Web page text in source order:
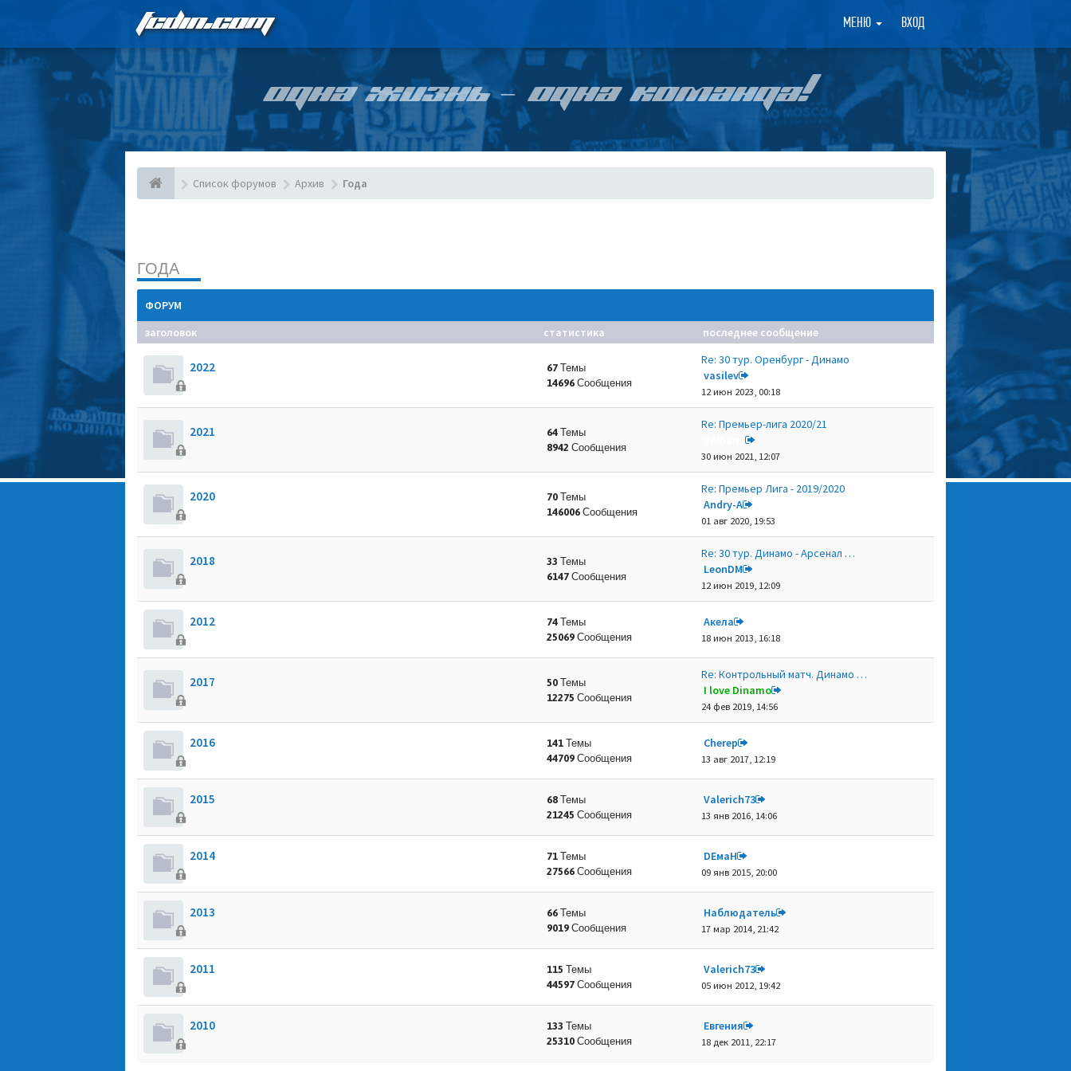
FCDIN.COM МЕНЮ ВХОД ×
ОДНА ЖИЗНЬ – ОДНА КОМАНДА!
Список форумов Архив Года
ГОДА
ФОРУМ
заголовок
статистика последнее сообщение
2022
67 Темы
14696 Сообщения
Re: 30 тур. Оренбург - Динамо
vasilev
12 июн 2023, 00:18
2021
64 Темы
8942 Сообщения
Re: Премьер-лига 2020/21
30 июн 2021, 12:07
2020
70 Темы
146006 Сообщения
Re: Премьер Лига - 2019/2020
Andry-A
01 авг 2020, 19:53
2018
33 Темы
6147 Сообщения
Re: 30 тур. Динамо - Арсенал …
LeonDM
12 июн 2019, 12:09
2012
74 Темы
25069 Сообщения
Акела
18 июн 2013, 16:18
2017
50 Темы
12275 Сообщения
Re: Контрольный матч. Динамо …
I love Dinamo
24 фев 2019, 14:56
2016
141 Темы
44709 Сообщения
Cherep
13 авг 2017, 12:19
2015
68 Темы
21245 Сообщения
Valerich73
13 янв 2016, 14:06
2014
71 Темы
27566 Сообщения
DЕмаН
09 янв 2015, 20:00
2013
66 Темы
9019 Сообщения
Наблюдатель
17 мар 2014, 21:42
2011
115 Темы
44597 Сообщения
Valerich73
05 июн 2012, 19:42
2010
133 Темы
25310 Сообщения
Евгения
18 дек 2011, 22:17